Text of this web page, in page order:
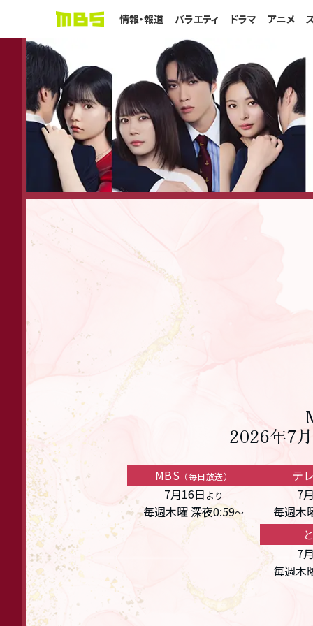
情報・報道 バラエティ ドラマ アニメ
2026年7
MBS （毎日放送）
7月16日 より
毎週木曜 深夜0:59～
テ
7
毎週木
7
毎週木